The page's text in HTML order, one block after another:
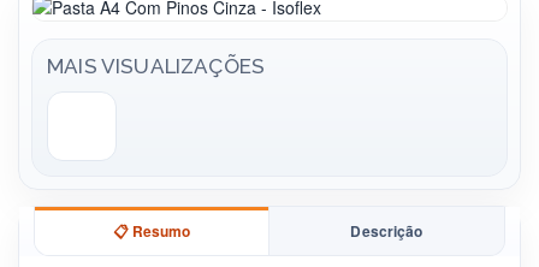
MAIS VISUALIZAÇÕES
📋 Resumo Descrição